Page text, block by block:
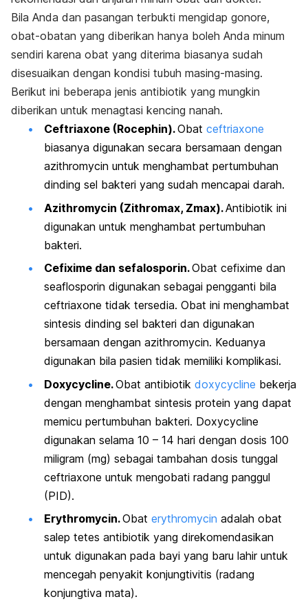
Bila Anda dan pasangan terbukti mengidap gonore,
obat-obatan yang diberikan hanya boleh Anda minum
sendiri karena obat yang diterima biasanya sudah
disesuaikan dengan kondisi tubuh masing-masing.
Berikut ini beberapa jenis antibiotik yang mungkin
diberikan untuk menagtasi kencing nanah.
Ceftriaxone (Rocephin).Obat ceftriaxone
biasanya digunakan secara bersamaan dengan
azithromycin untuk menghambat pertumbuhan
dinding sel bakteri yang sudah mencapai darah.
Azithromycin (Zithromax, Zmax).Antibiotik ini
digunakan untuk menghambat pertumbuhan
bakteri.
Cefixime dan sefalosporin.Obat cefixime dan
seaflosporin digunakan sebagai pengganti bila
ceftriaxone tidak tersedia. Obat ini menghambat
sintesis dinding sel bakteri dan digunakan
bersamaan dengan azithromycin. Keduanya
digunakan bila pasien tidak memiliki komplikasi.
Doxycycline.Obat antibiotik doxycycline bekerja
dengan menghambat sintesis protein yang dapat
memicu pertumbuhan bakteri. Doxycycline
digunakan selama 10 – 14 hari dengan dosis 100
miligram (mg) sebagai tambahan dosis tunggal
ceftriaxone untuk mengobati radang panggul
(PID).
Erythromycin.Obat erythromycin adalah obat
salep tetes antibiotik yang direkomendasikan
untuk digunakan pada bayi yang baru lahir untuk
mencegah penyakit konjungtivitis (radang
konjungtiva mata).